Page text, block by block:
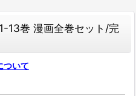
1-13巻 漫画全巻セット/完
ついて